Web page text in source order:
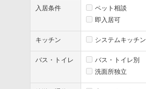
入居条件 ペット相談
即入居可
キッチン システムキッチン
バス・トイレ バス・トイレ別
洗面所独立